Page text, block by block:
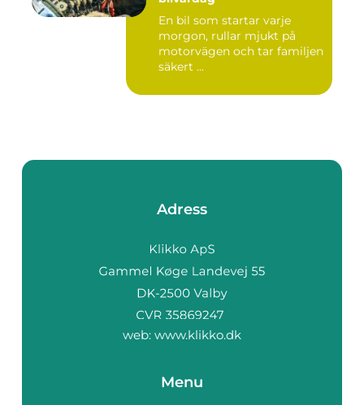
En bil som startar varje
morgon, rullar mjukt på
motorvägen och tar familjen
säkert ...
Adress
web: www.klikko.dk
Menu